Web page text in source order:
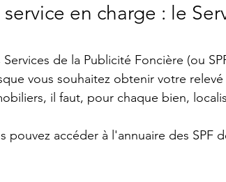
service en charge : le
Services de la Publicité Foncière (ou
vous souhaitez obtenir votre
il faut, pour chaque bien,
pouvez accéder à l'annuaire des SPF